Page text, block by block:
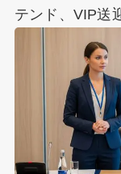
テンド、VIP送